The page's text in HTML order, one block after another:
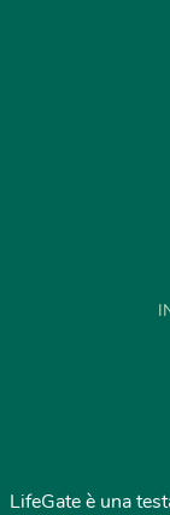
LifeGate è una